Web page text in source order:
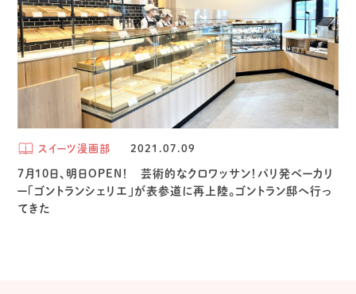
スイーツ漫画部 2021.07.09
7月10日、明日OPEN！ 芸術的なクロワッサン！パリ発ベーカリ
ー「ゴントランシェリエ」が表参道に再上陸。ゴントラン邸へ行っ
てきた